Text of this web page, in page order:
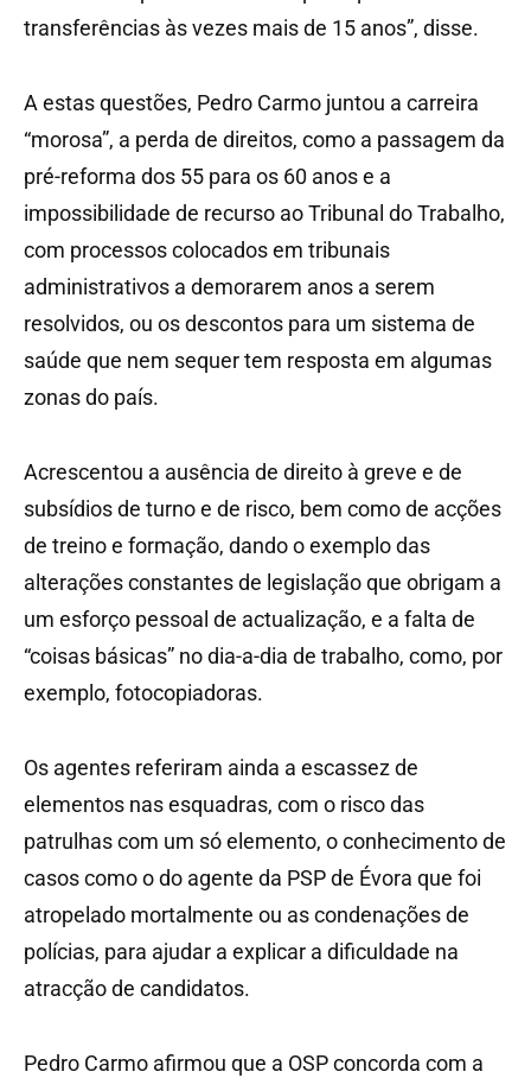
transferências às vezes mais de 15 anos”, disse.
A estas questões, Pedro Carmo juntou a carreira
“morosa”, a perda de direitos, como a passagem da
pré-reforma dos 55 para os 60 anos e a
impossibilidade de recurso ao Tribunal do Trabalho,
com processos colocados em tribunais
administrativos a demorarem anos a serem
resolvidos, ou os descontos para um sistema de
saúde que nem sequer tem resposta em algumas
zonas do país.
Acrescentou a ausência de direito à greve e de
subsídios de turno e de risco, bem como de acções
de treino e formação, dando o exemplo das
alterações constantes de legislação que obrigam a
um esforço pessoal de actualização, e a falta de
“coisas básicas” no dia-a-dia de trabalho, como, por
exemplo, fotocopiadoras.
Os agentes referiram ainda a escassez de
elementos nas esquadras, com o risco das
patrulhas com um só elemento, o conhecimento de
casos como o do agente da PSP de Évora que foi
atropelado mortalmente ou as condenações de
polícias, para ajudar a explicar a dificuldade na
atracção de candidatos.
Pedro Carmo afirmou que a OSP concorda com a